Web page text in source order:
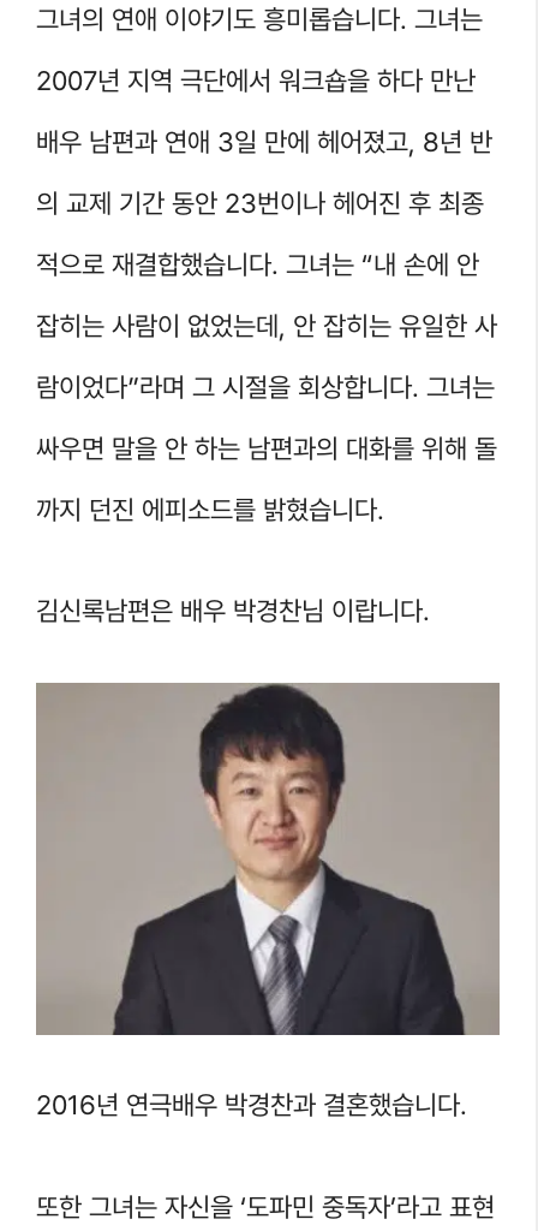
그녀의 연애 이야기도 흥미롭습니다. 그녀는
2007년 지역 극단에서 워크숍을 하다 만난
배우 남편과 연애 3일 만에 헤어졌고, 8년 반
의 교제 기간 동안 23번이나 헤어진 후 최종
적으로 재결합했습니다. 그녀는 “내 손에 안
잡히는 사람이 없었는데, 안 잡히는 유일한 사
람이었다”라며 그 시절을 회상합니다. 그녀는
싸우면 말을 안 하는 남편과의 대화를 위해 돌
까지 던진 에피소드를 밝혔습니다.
김신록남편은 배우 박경찬님 이랍니다.
2016년 연극배우 박경찬과 결혼했습니다.
또한 그녀는 자신을 ‘도파민 중독자’라고 표현